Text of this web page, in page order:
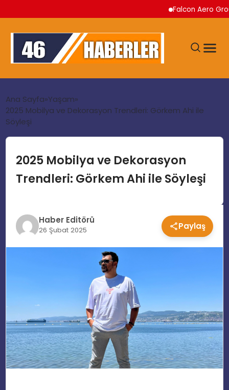
Falcon Aero Group,
GÜNDEM
EKONOMI
SIYASET
TEKNOLOJI
EĞITIM
SPOR
YAŞAM
Ana Sayfa Yaşam
2025 Mobilya ve Dekorasyon Trendleri: Görkem Ahi ile
Söyleşi
2025 Mobilya ve Dekorasyon
Trendleri: Görkem Ahi ile Söyleşi
Haber Editörü
26 Şubat 2025 Paylaş